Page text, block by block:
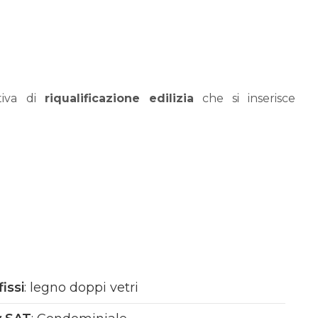
di riqualificazione edilizia che si inserisce
è oggetto di un attento recupero edilizio che saprà
: legno doppi vetri